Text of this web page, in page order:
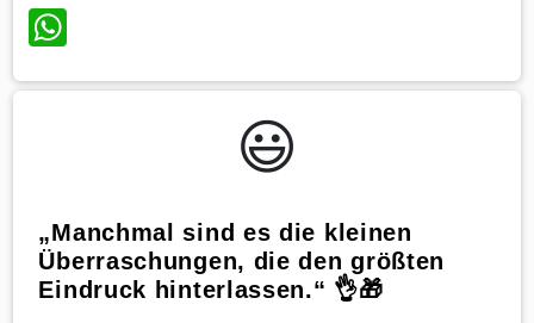
WhatsApp
😃️
„Manchmal sind es die kleinen
Überraschungen, die den größten
Eindruck hinterlassen.“ 👌🎁